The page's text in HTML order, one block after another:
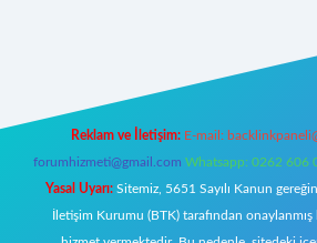
Reklam ve İletişim: E-mail:
forumhizmeti@gmail.com Whatsapp: 0262 606
Yasal Uyarı: Sitemiz, 5651 Sayılı Kanun
İletişim Kurumu (BTK) tarafından onaylanmış